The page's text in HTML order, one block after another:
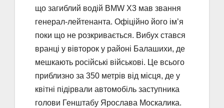
що загиблий водій BMW X3 мав звання
генерал-лейтенанта. Офіційно його ім’я
поки що не розкривається. Вибух стався
вранці у вівторок у районі Балашихи, де
мешкають російські військові. Це всього
приблизно за 350 метрів від місця, де у
квітні підірвали автомобіль заступника
голови Генштабу Ярослава Москалика.